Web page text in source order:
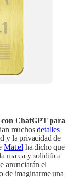
ChatGPT para
muchos detalles
y la privacidad de
Mattel ha dicho que
marca y solidifica
anunciarán el
de imaginarme una